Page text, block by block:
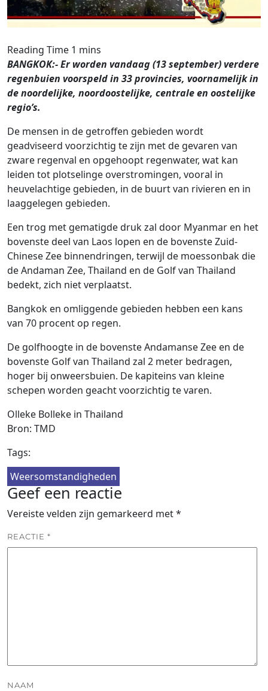
BANGKOK:- Er worden vandaag (13 september) verdere
regenbuien voorspeld in 33 provincies, voornamelijk in
de noordelijke, noordoostelijke, centrale en oostelijke
regio’s.
De mensen in de getroffen gebieden wordt
geadviseerd voorzichtig te zijn met de gevaren van
zware regenval en opgehoopt regenwater, wat kan
leiden tot plotselinge overstromingen, vooral in
heuvelachtige gebieden, in de buurt van rivieren en in
laaggelegen gebieden.
Een trog met gematigde druk zal door Myanmar en het
bovenste deel van Laos lopen en de bovenste Zuid-
Chinese Zee binnendringen, terwijl de moessonbak die
de Andaman Zee, Thailand en de Golf van Thailand
bedekt, zich niet verplaatst.
Bangkok en omliggende gebieden hebben een kans
van 70 procent op regen.
De golfhoogte in de bovenste Andamanse Zee en de
bovenste Golf van Thailand zal 2 meter bedragen,
hoger bij onweersbuien. De kapiteins van kleine
schepen worden geacht voorzichtig te varen.
Olleke Bolleke in Thailand
Bron: TMD
Tags:
Weersomstandigheden
Geef een reactie
Vereiste velden zijn gemarkeerd met*
REACTIE *
NAAM